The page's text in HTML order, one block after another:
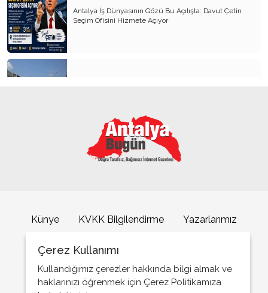
Antalya İş Dünyasının Gözü Bu Açılışta: Davut Çetin
Seçim Ofisini Hizmete Açıyor
Büyükşehrin sahipsiz sokak kedilerine özel mobil
Künye KVKK Bilgilendirme
Yazarlarımız
Çerez Kullanımı
Kullandığımız çerezler hakkında bilgi almak ve
haklarınızı öğrenmek için Çerez Politikamıza